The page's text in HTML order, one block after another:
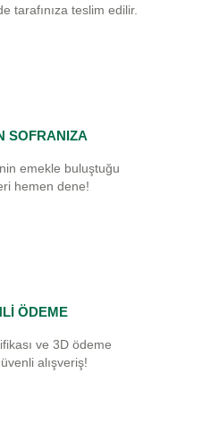
tarafınıza teslim edilir.
SOFRANIZA
emekle buluştuğu
hemen dene!
ÖDEME
ve 3D ödeme
alışveriş!